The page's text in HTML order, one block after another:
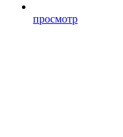
просмотр